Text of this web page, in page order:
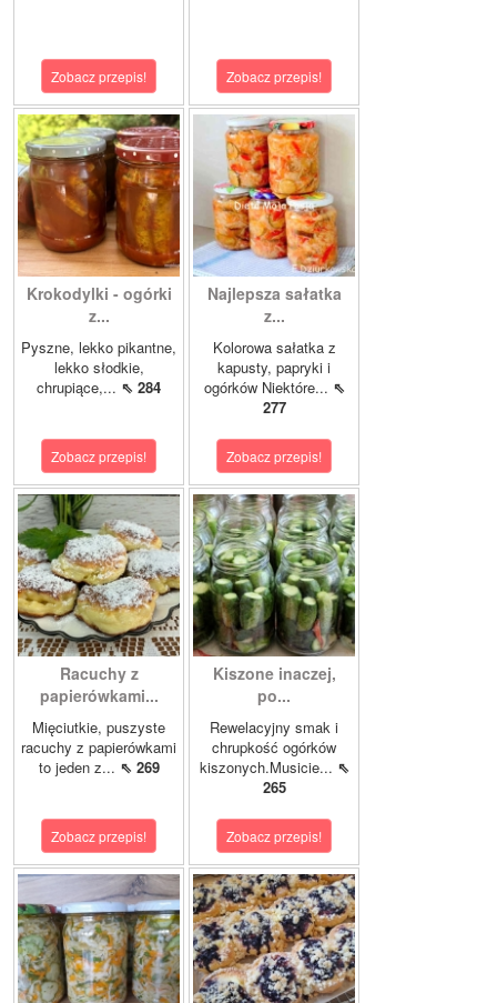
Zobacz przepis! Zobacz przepis!
Krokodylki - ogórki
z...
Pyszne, lekko pikantne,
lekko słodkie,
chrupiące,... ⇖ 284
Zobacz przepis!
Najlepsza sałatka
z...
Kolorowa sałatka z
kapusty, papryki i
ogórków Niektóre... ⇖
277
Zobacz przepis!
Racuchy z
papierówkami...
Mięciutkie, puszyste
racuchy z papierówkami
to jeden z... ⇖ 269
Zobacz przepis!
Kiszone inaczej,
po...
Rewelacyjny smak i
chrupkość ogórków
kiszonych.Musicie... ⇖
265
Zobacz przepis!